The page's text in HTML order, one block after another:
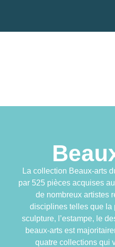
La collection Beaux-arts
par 525 pièces acquises
de nombreux artistes
disciplines telles que la
sculpture, l’estampe, le
beaux-arts est
quatre collections qui